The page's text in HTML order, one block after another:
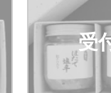
受